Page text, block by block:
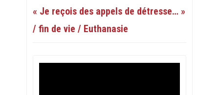
« Je reçois des appels de détresse… »
/ fin de vie / Euthanasie